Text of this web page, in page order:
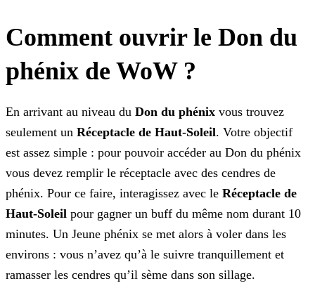
Comment ouvrir le Don du
phénix de WoW ?
En arrivant au niveau du Don du phénix vous trouvez
seulement un Réceptacle de Haut-Soleil. Votre objectif
est assez simple : pour pouvoir accéder au Don du phénix
vous devez remplir le réceptacle avec des cendres de
phénix. Pour ce faire, interagissez avec le Réceptacle de
Haut-Soleil pour gagner un buff du même nom durant 10
minutes. Un Jeune phénix se met alors à voler dans les
environs : vous n’avez qu’à le suivre tranquillement et
ramasser les cendres qu’il sème dans son sillage.